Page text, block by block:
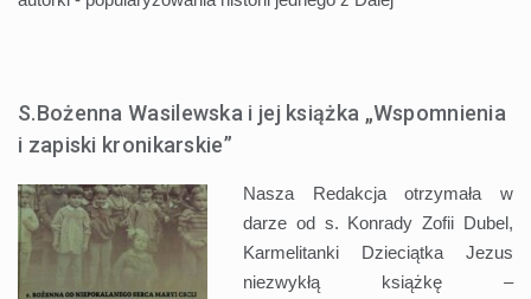
S.Bożenna Wasilewska i jej książka „Wspomnienia
i zapiski kronikarskie”
Nasza Redakcja otrzymała w
darze od s. Konrady Zofii Dubel,
Karmelitanki Dzieciątka Jezus
niezwykłą książkę –